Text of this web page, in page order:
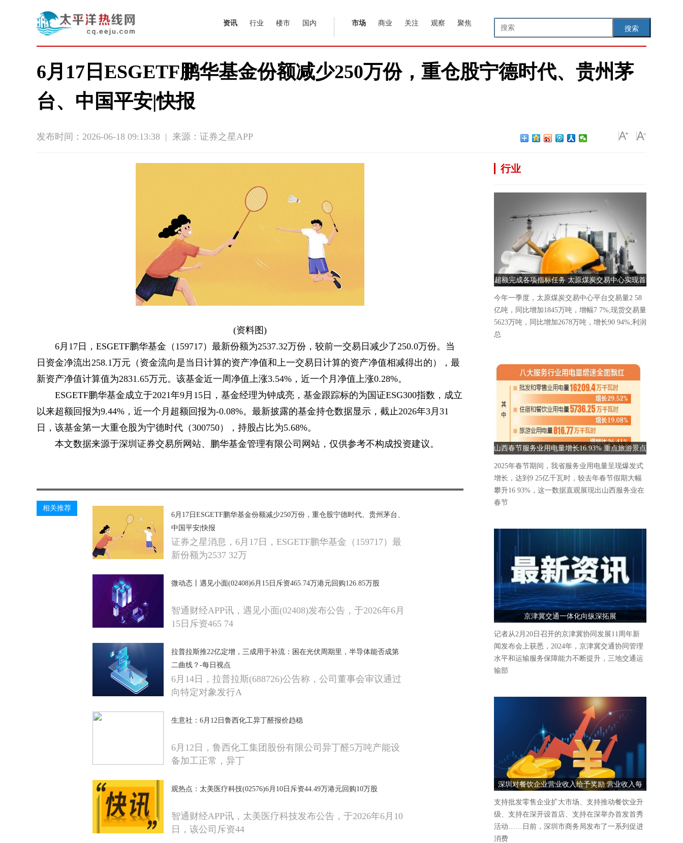
搜索
资讯 行业 楼市 国内 市场 商业 关注 观察 聚焦
6月17日ESGETF鹏华基金份额减少250万份，重仓股宁德时代、贵州茅
台、中国平安|快报
发布时间：2026-06-18 09:13:38 | 来源：证券之星APP
(资料图)
6月17日，ESGETF鹏华基金（159717）最新份额为2537.32万份，较前一交易日减少了250.0万份。当
日资金净流出258.1万元（资金流向是当日计算的资产净值和上一交易日计算的资产净值相减得出的），最
新资产净值计算值为2831.65万元。该基金近一周净值上涨3.54%，近一个月净值上涨0.28%。
ESGETF鹏华基金成立于2021年9月15日，基金经理为钟成亮，基金跟踪标的为国证ESG300指数，成立
以来超额回报为9.44%，近一个月超额回报为-0.08%。最新披露的基金持仓数据显示，截止2026年3月31
日，该基金第一大重仓股为宁德时代（300750），持股占比为5.68%。
本文数据来源于深圳证券交易所网站、鹏华基金管理有限公司网站，仅供参考不构成投资建议。
相关推荐
6月17日ESGETF鹏华基金份额减少250万份，重仓股宁德时代、贵州茅台、
中国平安|快报
证券之星消息，6月17日，ESGETF鹏华基金（159717）最
新份额为2537 32万
微动态丨遇见小面(02408)6月15日斥资465.74万港元回购126.85万股
智通财经APP讯，遇见小面(02408)发布公告，于2026年6月
15日斥资465 74
拉普拉斯推22亿定增，三成用于补流：困在光伏周期里，半导体能否成第
二曲线？-每日视点
6月14日，拉普拉斯(688726)公告称，公司董事会审议通过
向特定对象发行A
生意社：6月12日鲁西化工异丁醛报价趋稳
6月12日，鲁西化工集团股份有限公司异丁醛5万吨产能设
备加工正常，异丁
观热点：太美医疗科技(02576)6月10日斥资44.49万港元回购10万股
智通财经APP讯，太美医疗科技发布公告，于2026年6月10
日，该公司斥资44
行业
超额完成各项指标任务 太原煤炭交易中心实现首
季“开门红”
今年一季度，太原煤炭交易中心平台交易量2 58
亿吨，同比增加1845万吨，增幅7 7%;现货交易量
5623万吨，同比增加2678万吨，增长90 94%;利润
总
山西春节服务业用电量增长16.93% 重点旅游景点
人气爆棚
2025年春节期间，我省服务业用电量呈现爆发式
增长，达到9 25亿千瓦时，较去年春节假期大幅
攀升16 93%，这一数据直观展现出山西服务业在
春节
京津冀交通一体化向纵深拓展
记者从2月20日召开的京津冀协同发展11周年新
闻发布会上获悉，2024年，京津冀交通协同管理
水平和运输服务保障能力不断提升，三地交通运
输部
深圳对餐饮企业营业收入给予奖励 营业收入每
1000万元奖励5万元
支持批发零售企业扩大市场、支持推动餐饮业升
级、支持在深开设首店、支持在深举办首发首秀
活动……日前，深圳市商务局发布了一系列促进
消费